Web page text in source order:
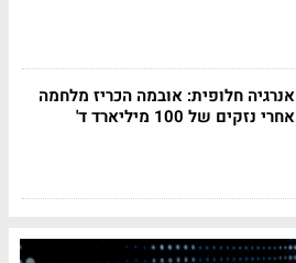
אנרגיה חלופית: אובמה הכריז מלחמה
אחרי נזקים של 100 מיליארד ד'